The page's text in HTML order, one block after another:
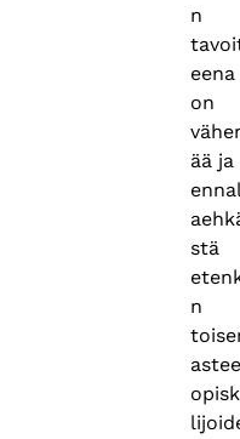
n
eena
on
ää ja
stä
n